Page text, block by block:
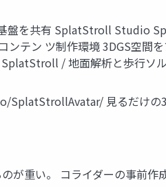
盤を共有 SplatStroll Studio
テン ツ制作環境 3DGS空間を
/ 地面解析と歩行ソ
SplatStrollAvatar/ 見るだけの
が重い。 コライダーの事前作